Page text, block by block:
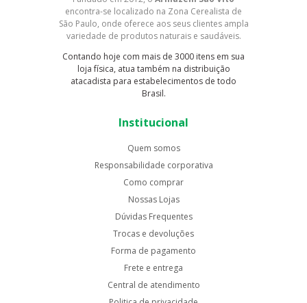
encontra-se localizado na Zona Cerealista de
São Paulo, onde oferece aos seus clientes ampla
variedade de produtos naturais e saudáveis.
Contando hoje com mais de 3000 itens em sua
loja física, atua também na distribuição
atacadista para estabelecimentos de todo
Brasil.
Institucional
Quem somos
Responsabilidade corporativa
Como comprar
Nossas Lojas
Dúvidas Frequentes
Trocas e devoluções
Forma de pagamento
Frete e entrega
Central de atendimento